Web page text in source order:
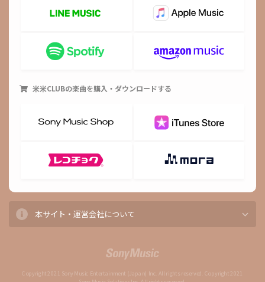
米米CLUBの楽曲を購入・ダウンロードする
本サイト・運営会社について
Copyright 2021 Sony Music Entertainment (Japan) Inc. All rights reserved. Copyright 2021